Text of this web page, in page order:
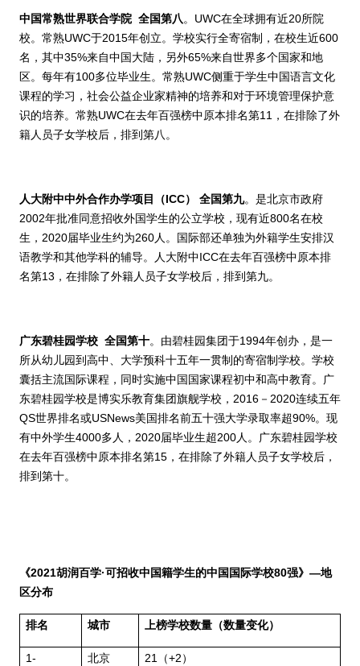
中国常熟世界联合学院 全国第八。 UWC在全球拥有近20所院
校。 常熟UWC于2015年创立。学校实行全寄宿制，在校生近600
名，其中35%来自中国大陆，另外65%来自世界多个国家和地
区。每年有100多位毕业生。常熟UWC侧重于学生中国语言文化
课程的学习，社会公益企业家精神的培养和对于环境管理保护意
识的培养。常熟UWC在去年百强榜中原本排名第11 ，在排除了外
籍人员子女学校后，排到第八。
人大附中中外合作办学项目（ICC） 全国第九。是北京市政府
2002年批准同意招收外国学生的公立学校，现有近800名在校
生， 2020届毕业生约为260人。国际部还单独为外籍学生安排汉
语教学和其他学科的辅导。人大附中ICC在去年百强榜中原本排
名第13 ，在排除了外籍人员子女学校后，排到第九。
广东碧桂园学校 全国第十。由碧桂园集团于1994年创办，是一
所从幼儿园到高中、大学预科十五年一贯制的寄宿制学校。学校
囊括主流国际课程，同时实施中国国家课程初中和高中教育。广
东碧桂园学校是博实乐教育集团旗舰学校， 2016 － 2020连续五年
QS世界排名或USNews美国排名前五十强大学录取率超90%。现
有中外学生4000多人， 2020届毕业生超200人。广东碧桂园学校
在去年百强榜中原本排名第15 ，在排除了外籍人员子女学校后，
排到第十。
《2021胡润百学·可招收中国籍学生的中国国际学校80强》—地
区分布
排名 城市 上榜学校数量（数量变化）
1- 北京 21 （+2）